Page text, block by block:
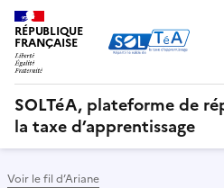
RÉPUBLIQUE
FRANÇAISE
SOLTéA, plateforme de
la taxe d’apprentissage
Voir le fil d’Ariane